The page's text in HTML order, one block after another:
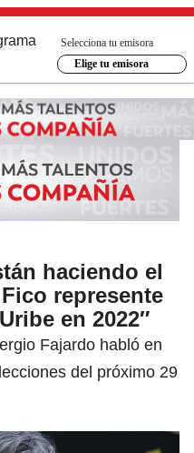
Selecciona tu emisora
Elige tu emisora
haciendo el
represente
en 2022″
Fajardo habló en
del próximo 29